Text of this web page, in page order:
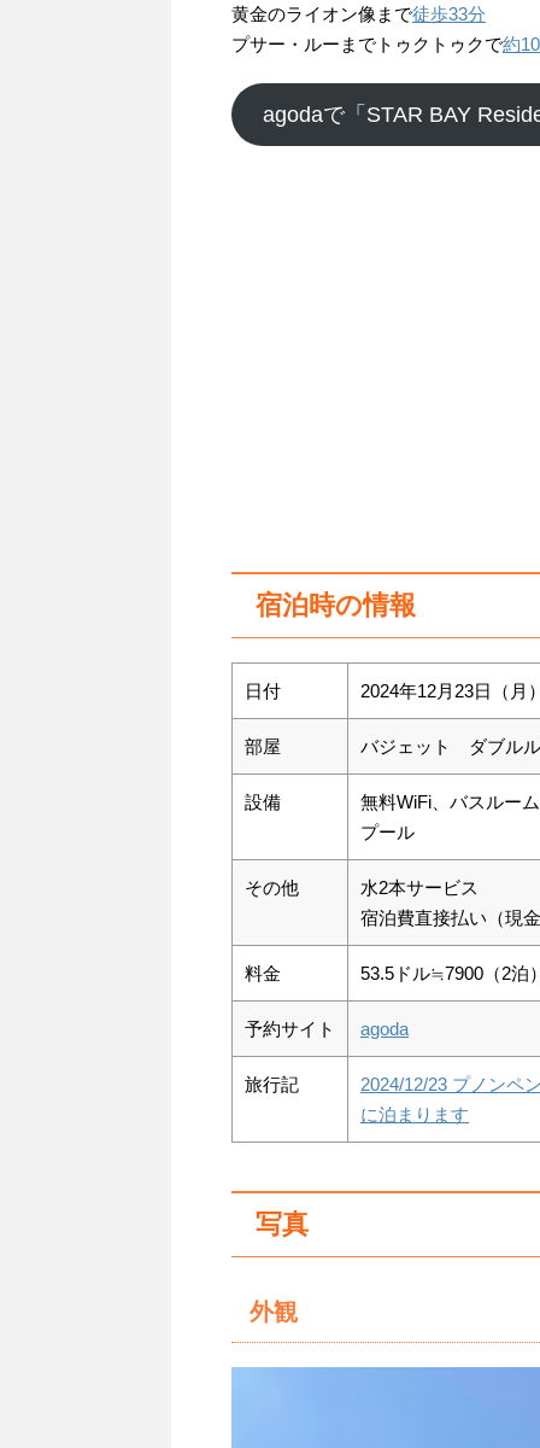
黄金のライオン像まで徒歩33分
プサー・ルーまでトゥクトゥクで約
agodaで「STAR BAY
宿泊時の情報
日付 2024年12月23日（月
部屋 バジェット ダブル
設備
無料WiFi、バスルー
プール
その他
水2本サービス
宿泊費直接払い（現
料金 53.5ドル≒7900（2泊
予約サイト agoda
旅行記
2024/12/23 プノンペ
に泊まります
写真
外観